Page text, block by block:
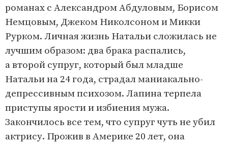
романах с Александром Абдуловым, Борисом
Немцовым, Джеком Николсоном и Микки
Рурком. Личная жизнь Натальи сложилась не
лучшим образом: два брака распались,
а второй супруг, который был младше
Натальи на 24 года, страдал маниакально-
депрессивным психозом. Лапина терпела
приступы ярости и избиения мужа.
Закончилось все тем, что супруг чуть не убил
актрису. Прожив в Америке 20 лет, она